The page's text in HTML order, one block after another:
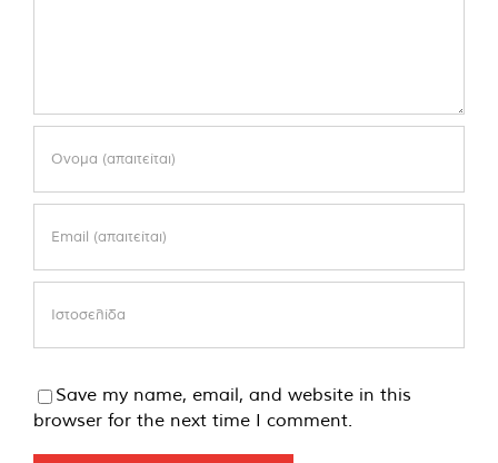
Save my name, email, and website in this
browser for the next time I comment.